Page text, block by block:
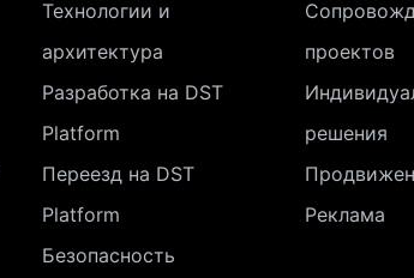
Технологии и
архитектура
Разработка на DST
Platform
Переезд на DST
Platform
Безопасность
проектов
решения
Реклама